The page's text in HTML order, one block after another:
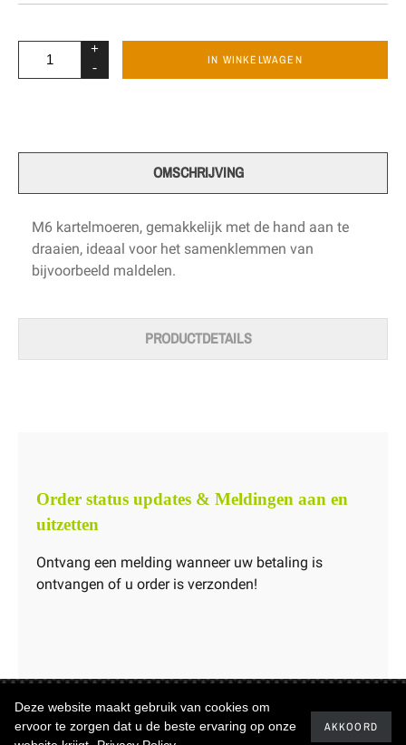
+
-
IN WINKELWAGEN
OMSCHRIJVING
M6 kartelmoeren, gemakkelijk met de hand aan te
draaien, ideaal voor het samenklemmen van
bijvoorbeeld maldelen.
PRODUCTDETAILS
Order status updates & Meldingen aan en
uitzetten
Ontvang een melding wanneer uw betaling is
ontvangen of u order is verzonden!
Copyrights ©2019Carbonwinkel.nl
Deze website maakt gebruik van cookies om
ervoor te zorgen dat u de beste ervaring op onze
AKKOORD